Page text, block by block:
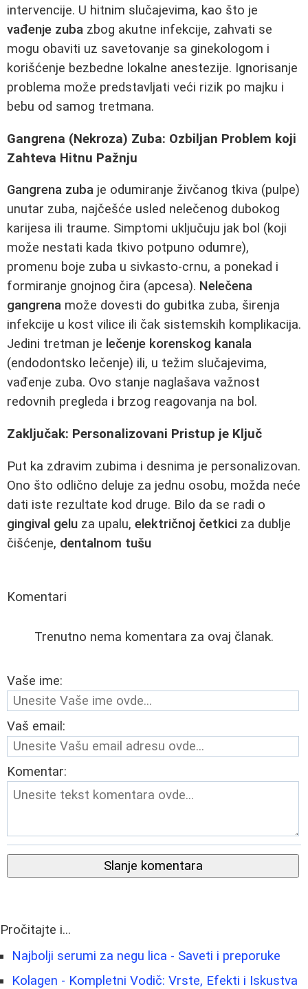
intervencije. U hitnim slučajevima, kao što je
vađenje zuba zbog akutne infekcije, zahvati se
mogu obaviti uz savetovanje sa ginekologom i
korišćenje bezbedne lokalne anestezije. Ignorisanje
problema može predstavljati veći rizik po majku i
bebu od samog tretmana.
Gangrena (Nekroza) Zuba: Ozbiljan Problem koji
Zahteva Hitnu Pažnju
Gangrena zuba je odumiranje živčanog tkiva (pulpe)
unutar zuba, najčešće usled nelečenog dubokog
karijesa ili traume. Simptomi uključuju jak bol (koji
može nestati kada tkivo potpuno odumre),
promenu boje zuba u sivkasto-crnu, a ponekad i
formiranje gnojnog čira (apcesa). Nelečena
gangrena može dovesti do gubitka zuba, širenja
infekcije u kost vilice ili čak sistemskih komplikacija.
Jedini tretman je lečenje korenskog kanala
(endodontsko lečenje) ili, u težim slučajevima,
vađenje zuba. Ovo stanje naglašava važnost
redovnih pregleda i brzog reagovanja na bol.
Zaključak: Personalizovani Pristup je Ključ
Put ka zdravim zubima i desnima je personalizovan.
Ono što odlično deluje za jednu osobu, možda neće
dati iste rezultate kod druge. Bilo da se radi o
gingival gelu za upalu, električnoj četkici za dublje
čišćenje, dentalnom tušu
Komentari
Trenutno nema komentara za ovaj članak.
Vaše ime:
Vaš email:
Komentar:
Slanje komentara
Pročitajte i...
Najbolji serumi za negu lica - Saveti i preporuke
Kolagen - Kompletni Vodič: Vrste, Efekti i Iskustva